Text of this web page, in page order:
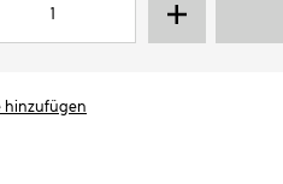
hinzufügen